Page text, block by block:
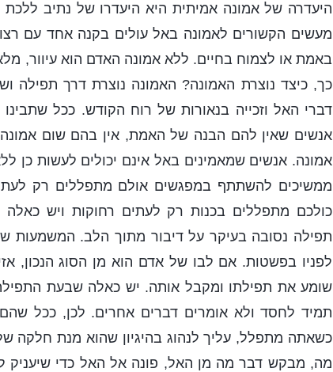
היעדרה של אמונה אמיתית היא היעדרו של נתיב
מעשים הקשורים לאמונה באל עולים בקנה אחד עם
באמת או לצמוח בחיים. ללא אמונה האדם הוא עיוור,
כך, כיצד נוצרת האמונה? האמונה נוצרת דרך תפילה
דברי האל וזכייה בנאורות של רוח הקודש. ככל
אנשים שאין להם הבנה של האמת, אין בהם שום
אמונה. אנשים שמאמינים באל אינם יכולים לעשות
ממשיכים להשתתף במפגשים אולם מתפללים רק
כולכם מתפללים בכנות רק לעתים רחוקות ויש כאלה
תפילה נסובה בעיקר על דיבור מתוך הלב. המשמעות
לפניו בפשטות. אם לבו של אדם הוא מן הסוג הנכון,
שומע את תפילתו ומקבל אותה. יש כאלה שבעת
תמיד לחסד ולא אומרים דברים אחרים. לכן, ככל
כשאתה מתפלל, עליך לנהוג בהיגיון שהוא מנת חלקה
מה, מבקש דבר מה מן האל, פונה אל האל כדי